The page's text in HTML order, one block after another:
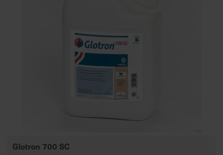
Glotron 700 SC